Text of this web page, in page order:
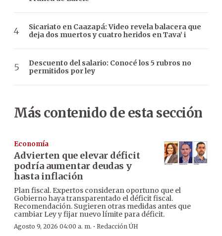
Sicariato en Caazapá: Video revela balacera que
deja dos muertos y cuatro heridos en Tava’ i
Descuento del salario: Conocé los 5 rubros no
permitidos por ley
Más contenido de esta sección
Economía
Advierten que elevar déficit
podría aumentar deudas y
hasta inflación
Plan fiscal. Expertos consideran oportuno que el
Gobierno haya transparentado el déficit fiscal.
Recomendación. Sugieren otras medidas antes que
cambiar Ley y fijar nuevo límite para déficit.
Agosto 9, 2026 04:00 a. m. · Redacción ÚH